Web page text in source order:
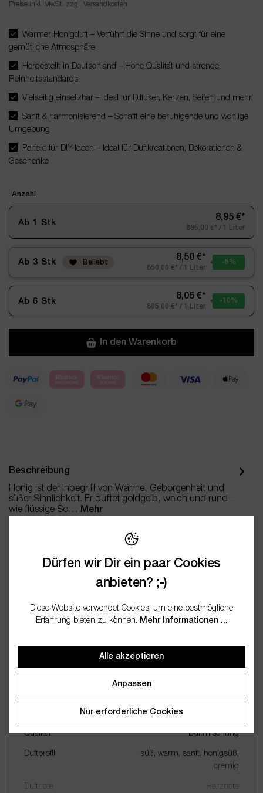
Preise inkl. MwSt. zzgl. Versandkosten
Warmer Honigduft – Verführt die Sinne und sorgt für eine
gemütliche Atmosphäre
Hergestellt in Deutschland – Hohe Qualität und strenge
Reinheitsstandards
Vielseitig einsetzbar – Ideal für Diffuser, Kerzen, Seifen und mehr
Sanft & harmonisierend – Schafft eine beruhigende und wohlige
Umgebung
Perfekt für DIY-Ideen – Ideal für Duftkreationen, Dekorationen &
Geschenke
Anzahl
Ab 1 Stk
8,95 €*
895,00 €* / 1 Liter
Ab 3 Stk Beliebt
8,50 €*
850,00 €* / 1 Liter
-5%
Ab 6 Stk
8,05 €*
805,00 €* / 1 Liter
-10%
In den Warenkorb
Beschreibung
Honig ist der Inbegriff von Wärme, Geborgenheit und
süßer Sinnlichkeit. Er duftet goldgelb, weich und rund –
wie flüssige So…
Mehr
Dokumentation
Duftkomposition
Qualität Duftmischung
Duftprofil
süß, warm, sanft, honigsüß,
cremig
Duftnote Herznote
Dürfen wir Dir ein paar Cookies
anbieten? ;-)
Diese Website verwendet Cookies, um eine bestmögliche
Erfahrung bieten zu können. Mehr Informationen ...
Alle akzeptieren
Anpassen
Nur erforderliche Cookies